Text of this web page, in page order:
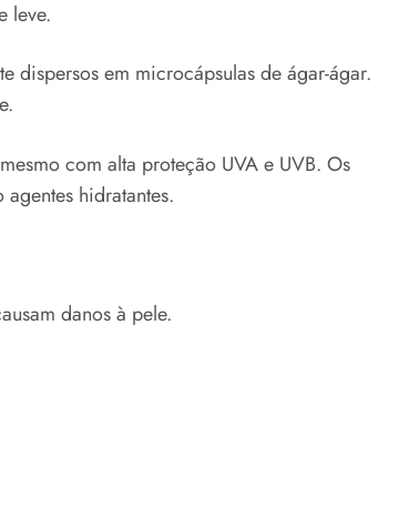
leve.
dispersos em microcápsulas de ágar-ágar.
com alta proteção UVA e UVB. Os
hidratantes.
danos à pele.